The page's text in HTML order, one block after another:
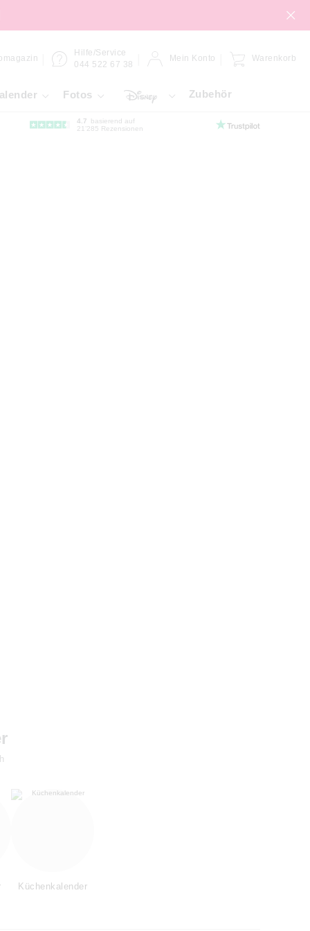
Hilfe/Service
044 522 67 38
Mein Konto Warenkorb
Fotos Zubehör
4.7
basierend auf
21’285 Rezensionen
Küchenkalender